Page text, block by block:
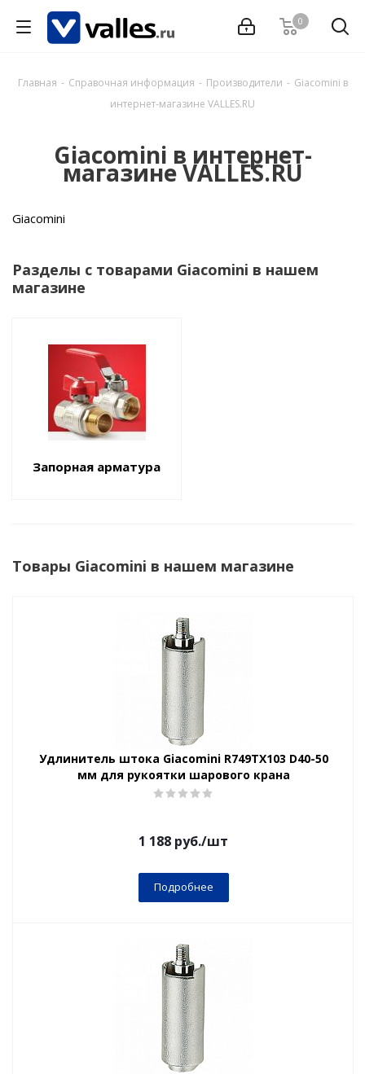
0
Главная - Справочная информация - Производители - Giacomini в
интернет-магазине VALLES.RU
Giacomini в интернет-
магазине VALLES.RU
Giacomini
Разделы с товарами Giacomini в нашем
магазине
Запорная арматура
Товары Giacomini в нашем магазине
Удлинитель штока Giacomini R749TX103 D40-50
мм для рукоятки шарового крана
1 188 руб./шт
Подробнее